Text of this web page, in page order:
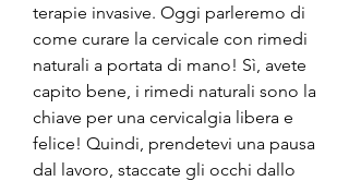
terapie invasive. Oggi parleremo di
come curare la cervicale con rimedi
naturali a portata di mano! Sì, avete
capito bene, i rimedi naturali sono la
chiave per una cervicalgia libera e
felice! Quindi, prendetevi una pausa
dal lavoro, staccate gli occhi dallo